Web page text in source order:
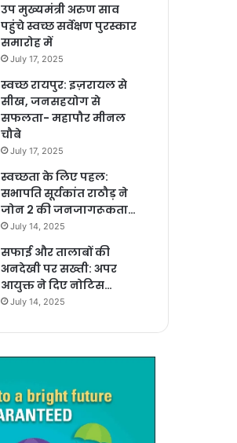
उप मुख्यमंत्री अरुण साव
पहुंचे स्वच्छ सर्वेक्षण पुरस्कार
समारोह में
July 17, 2025
स्वच्छ रायपुर: इज़रायल से
सीख, जनसहयोग से
सफलता- महापौर मीनल
चौबे
July 17, 2025
स्वच्छता के लिए पहल:
सभापति सूर्यकांत राठौड़ ने
जोन 2 की जनजागरूकता…
July 14, 2025
सफाई और तालाबों की
अनदेखी पर सख्ती: अपर
आयुक्त ने दिए नोटिस…
July 14, 2025